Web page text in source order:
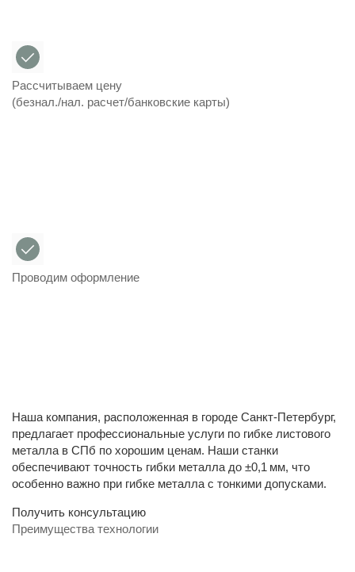
Рассчитываем цену
(безнал./нал. расчет/банковские карты)
Проводим оформление
Наша компания, расположенная в городе Санкт-Петербург,
предлагает профессиональные услуги по гибке листового
металла в СПб по хорошим ценам. Наши станки
обеспечивают точность гибки металла до ±0,1 мм, что
особенно важно при гибке металла с тонкими допусками.
Получить консультацию
Преимущества технологии